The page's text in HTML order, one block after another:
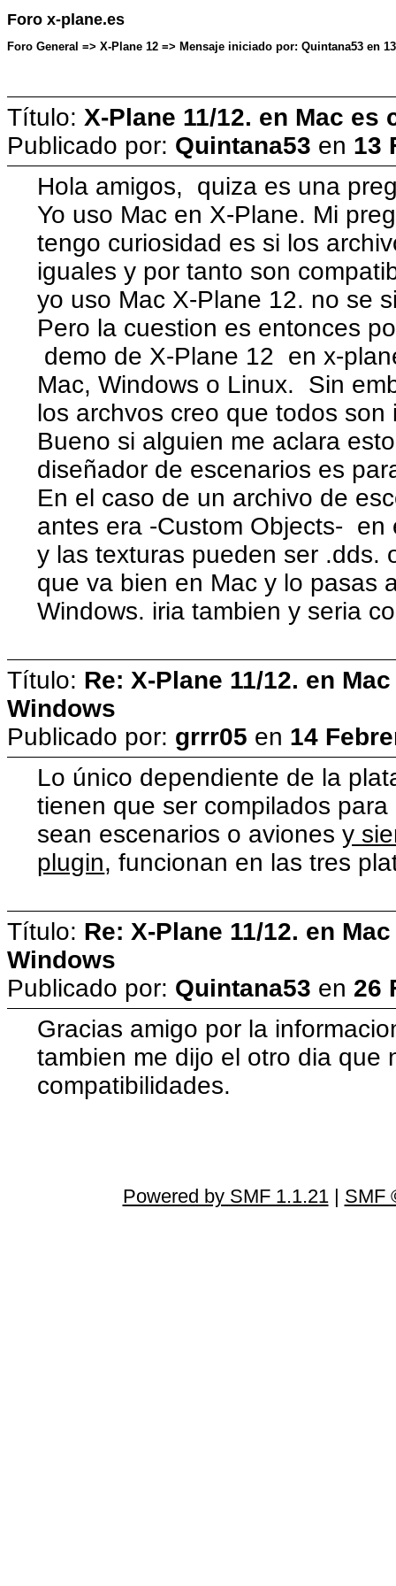
Foro x-plane.es
Foro General => X-Plane 12 => Mensaje iniciado por: Quintana53 en
Título: X-Plane 11/12. en Mac
Publicado por: Quintana53 en 13
Hola amigos, quiza es una
Yo uso Mac en X-Plane. Mi
tengo curiosidad es si los
iguales y por tanto son
yo uso Mac X-Plane 12. no se
Pero la cuestion es entonces
demo de X-Plane 12 en x-
Mac, Windows o Linux. Sin
los archvos creo que todos
Bueno si alguien me aclara
diseñador de escenarios es
En el caso de un archivo de
antes era -Custom Objects-
y las texturas pueden ser
que va bien en Mac y lo pasas
Windows. iria tambien y seria
Título: Re: X-Plane 11/12. en
Windows
Publicado por: grrr05 en 14
Lo único dependiente de la
tienen que ser compilados
sean escenarios o avionesy
plugin, funcionan en las tres
Título: Re: X-Plane 11/12. en
Windows
Publicado por: Quintana53 en 26
Gracias amigo por la
tambien me dijo el otro dia que
compatibilidades.
Powered by SMF 1.1.21| SMF